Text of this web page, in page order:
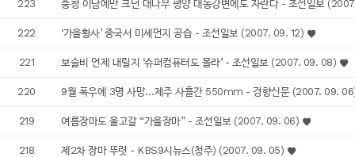
223 충청 이남에만 크던 대나무 평양 대동강변에도 자란다 - 조선일보
222 ‘가을황사’ 중국서 미세먼지 공습 - 조선일보 (2007. 09. 12)
221 보슬비 언제 내릴지 ‘슈퍼컴퓨터도 몰라’ - 조선일보 (2007. 09. 08)
220 9월 폭우에 3명 사망…제주 사흘간 550mm - 경향신문 (2007. 09.
219 여름장마도 울고갈 “가을장마” - 조선일보 (2007. 09. 06)
218 제2차 장마 뚜렷 - KBS9시뉴스(청주) (2007. 09. 05)